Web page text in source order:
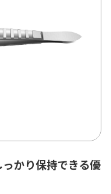
かり保持できる優